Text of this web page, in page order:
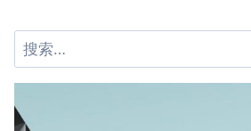
搜
索：